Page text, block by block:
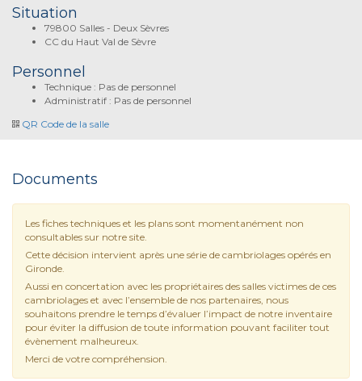
Situation
79800 Salles - Deux Sèvres
CC du Haut Val de Sèvre
Personnel
Technique : Pas de personnel
Administratif : Pas de personnel
QR Code de la salle
Documents
Les fiches techniques et les plans sont momentanément non
consultables sur notre site.
Cette décision intervient après une série de cambriolages opérés en
Gironde.
Aussi en concertation avec les propriétaires des salles victimes de ces
cambriolages et avec l’ensemble de nos partenaires, nous
souhaitons prendre le temps d’évaluer l’impact de notre inventaire
pour éviter la diffusion de toute information pouvant faciliter tout
évènement malheureux.
Merci de votre compréhension.